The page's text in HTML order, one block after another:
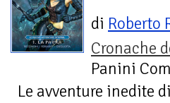
di Roberto
Cronache
Panini
Le avventure inedite